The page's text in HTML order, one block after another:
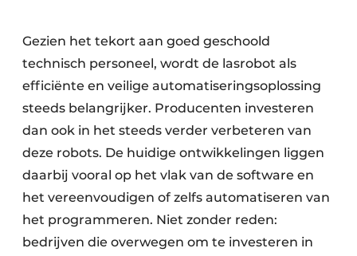
Gezien het tekort aan goed geschoold
technisch personeel, wordt de lasrobot als
efficiënte en veilige automatiseringsoplossing
steeds belangrijker. Producenten investeren
dan ook in het steeds verder verbeteren van
deze robots. De huidige ontwikkelingen liggen
daarbij vooral op het vlak van de software en
het vereenvoudigen of zelfs automatiseren van
het programmeren. Niet zonder reden:
bedrijven die overwegen om te investeren in